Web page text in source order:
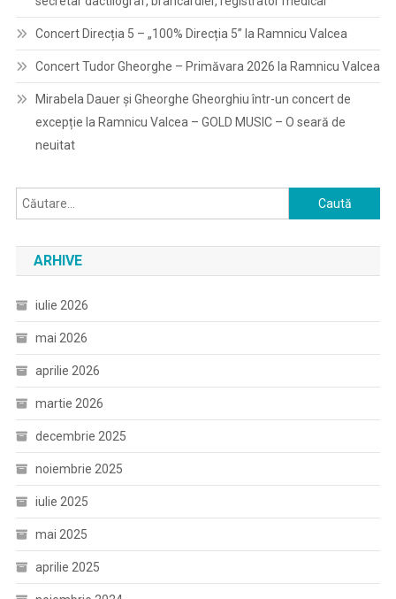
Concert Direcția 5 – „100% Direcția 5” la Ramnicu Valcea
Concert Tudor Gheorghe – Primăvara 2026 la Ramnicu Valcea
Mirabela Dauer și Gheorghe Gheorghiu într-un concert de
excepție la Ramnicu Valcea – GOLD MUSIC – O seară de
neuitat
Caută
după:
ARHIVE
iulie 2026
mai 2026
aprilie 2026
martie 2026
decembrie 2025
noiembrie 2025
iulie 2025
mai 2025
aprilie 2025